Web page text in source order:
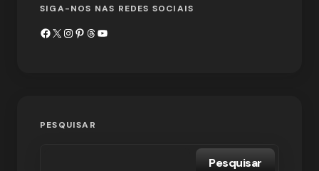
SIGA-NOS NAS REDES SOCIAIS
PESQUISAR
Pesquisar